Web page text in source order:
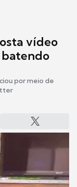
vídeo
por meio de